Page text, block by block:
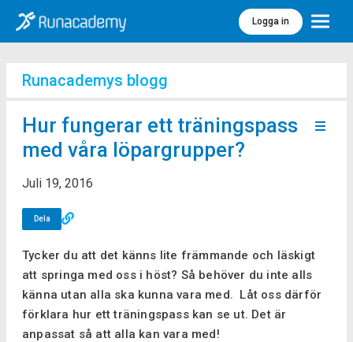
Logga in Meny
Runacademys blogg
Hur fungerar ett träningspass
med våra löpargrupper?
Juli 19, 2016
Dela
Tycker du att det känns lite främmande och läskigt
att springa med oss i höst? Så behöver du inte alls
känna utan alla ska kunna vara med. Låt oss därför
förklara hur ett träningspass kan se ut. Det är
anpassat så att alla kan vara med!